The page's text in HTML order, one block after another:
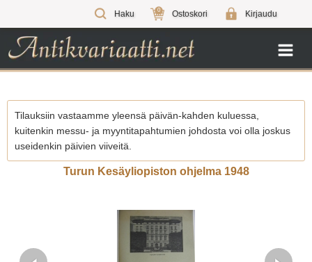
Haku 0 Ostoskori Kirjaudu
Tilauksiin vastaamme yleensä päivän-kahden kuluessa,
kuitenkin messu- ja myyntitapahtumien johdosta voi olla joskus
useidenkin päivien viiveitä.
Turun Kesäyliopiston ohjelma 1948